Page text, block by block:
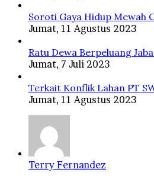
Soroti Gaya Hidup Mewah
Jumat, 11 Agustus 2023
Ratu Dewa Berpeluang
Jumat, 7 Juli 2023
Terkait Konflik Lahan PT
Jumat, 11 Agustus 2023
Terry Fernandez